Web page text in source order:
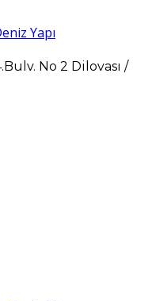
No 2 Dilovası /